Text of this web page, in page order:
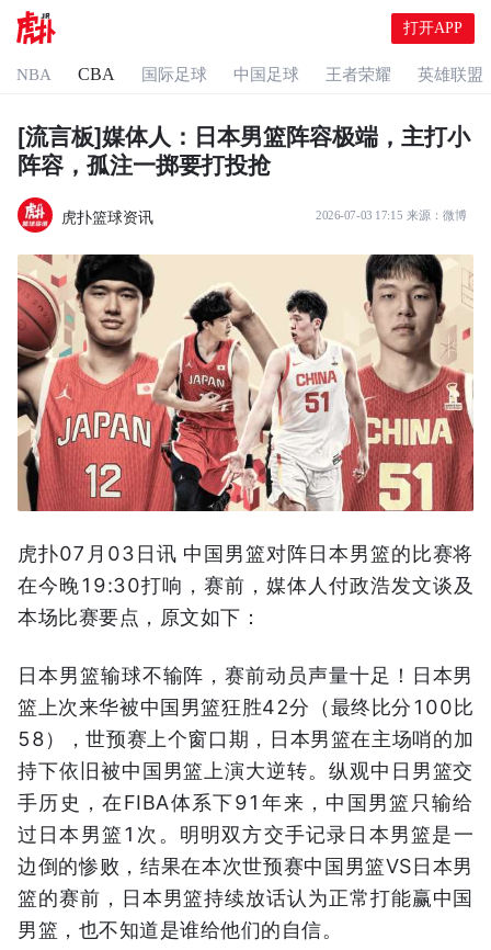
打开APP
NBA CBA 国际足球 中国足球 王者荣耀 英雄联盟
[流言板]媒体人：日本男篮阵容极端，主打小
阵容，孤注一掷要打投抢
虎扑篮球资讯 2026-07-03 17:15 来源： 微博
虎扑07月03日讯 中国男篮对阵日本男篮的比赛将
在今晚19:30打响，赛前，媒体人付政浩发文谈及
本场比赛要点，原文如下：
日本男篮输球不输阵，赛前动员声量十足！日本男
篮上次来华被中国男篮狂胜42分（最终比分100比
58），世预赛上个窗口期，日本男篮在主场哨的加
持下依旧被中国男篮上演大逆转。纵观中日男篮交
手历史，在FIBA体系下91年来，中国男篮只输给
过日本男篮1次。明明双方交手记录日本男篮是一
边倒的惨败，结果在本次世预赛中国男篮VS日本男
篮的赛前，日本男篮持续放话认为正常打能赢中国
男篮，也不知道是谁给他们的自信。